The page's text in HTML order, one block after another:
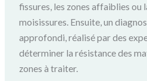
fissures, les zones affaiblies ou
moisissures. Ensuite, un
approfondi, réalisé par des
déterminer la résistance des
zones à traiter.